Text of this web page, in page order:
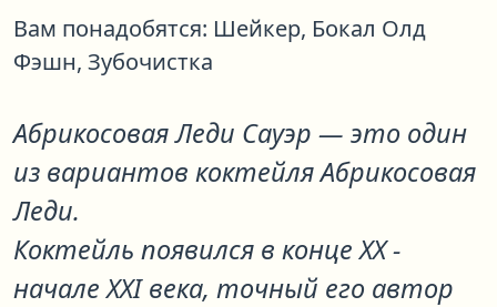
Вам понадобятся: Шейкер, Бокал Олд
Фэшн, Зубочистка
Абрикосовая Леди Сауэр — это один
из вариантов коктейляАбрикосовая
Леди.
Коктейль появился в конце XX -
начале XXI века, точный его автор